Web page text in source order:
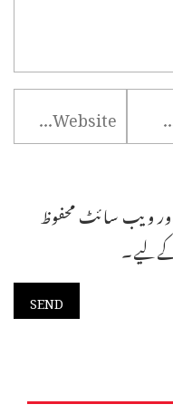
ویب سائٹ محفوظ